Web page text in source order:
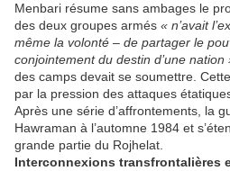
Menbari résume sans ambages le
des deux groupes armés « n’avait
même la volonté – de partager le
conjointement du destin d’une nation
des camps devait se soumettre.
par la pression des attaques
Après une série d’affrontements, la
Hawraman à l’automne 1984 et
grande partie du Rojhelat.
Interconnexions transfrontalières